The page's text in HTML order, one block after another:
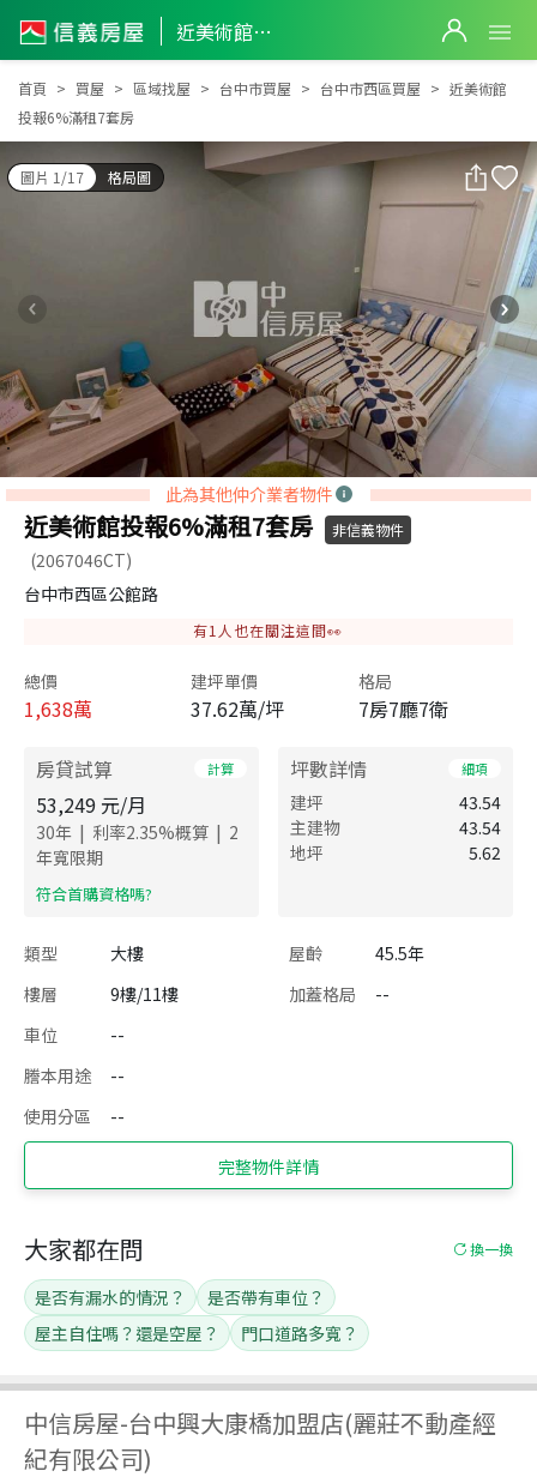
近美術館投報6%滿租7套房
近美術館投報6%滿租7套房
首頁 買屋 區域找屋 台中市買屋 台中市西區買屋
近美術館
投報6%滿租7套房
圖片 1/17 格局圖
此為其他仲介業者物件
近美術館投報6%滿租7套房 非信義物件
(2067046CT)
台中市西區公館路
有1 人也在關注這間👀
總價
1,638萬
建坪單價
37.62萬/坪
格局
7房7廳7衛
房貸試算 計算
53,249 元/月
30年 | 利率2.35%概算 | 2
年寬限期
​符合首購資格嗎?
坪數詳情 細項
建坪
43.54
主建物
43.54
地坪
5.62
類型 大樓 屋齡
45.5年
樓層
9樓/11樓 加蓋格局
--
車位
--
謄本用途
--
使用分區
--
完整物件詳情
中信房屋-台中興大康橋加盟店(麗莊不動產經
紀有限公司)
大家都在問 換一換
是否有漏水的情況？
是否帶有車位？
屋主自住嗎？還是空屋？
門口道路多寬？